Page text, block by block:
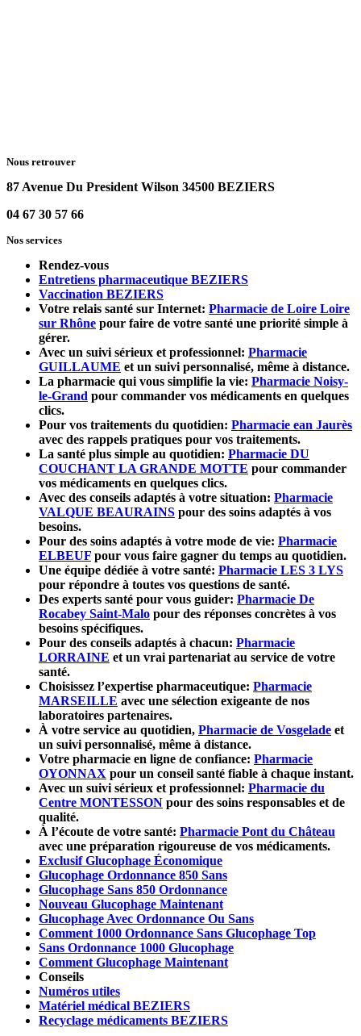
Nous retrouver
87 Avenue Du President Wilson 34500 BEZIERS
04 67 30 57 66
Nos services
Rendez-vous
Entretiens pharmaceutique BEZIERS
Vaccination BEZIERS
Votre relais santé sur Internet: Pharmacie de Loire Loire
sur Rhône pour faire de votre santé une priorité simple à
gérer.
Avec un suivi sérieux et professionnel: Pharmacie
GUILLAUME et un suivi personnalisé, même à distance.
La pharmacie qui vous simplifie la vie: Pharmacie Noisy-
le-Grand pour commander vos médicaments en quelques
clics.
Pour vos traitements du quotidien: Pharmacie ean Jaurès
avec des rappels pratiques pour vos traitements.
La santé plus simple au quotidien: Pharmacie DU
COUCHANT LA GRANDE MOTTE pour commander
vos médicaments en quelques clics.
Avec des conseils adaptés à votre situation: Pharmacie
VALQUE BEAURAINS pour des soins adaptés à vos
besoins.
Pour des soins adaptés à votre mode de vie: Pharmacie
ELBEUF pour vous faire gagner du temps au quotidien.
Une équipe dédiée à votre santé: Pharmacie LES 3 LYS
pour répondre à toutes vos questions de santé.
Des experts santé pour vous guider: Pharmacie De
Rocabey Saint-Malo pour des réponses concrètes à vos
besoins spécifiques.
Pour des conseils adaptés à chacun: Pharmacie
LORRAINE et un vrai partenariat au service de votre
santé.
Choisissez l’expertise pharmaceutique: Pharmacie
MARSEILLE avec une sélection exigeante de nos
laboratoires partenaires.
À votre service au quotidien, Pharmacie de Vosgelade et
un suivi personnalisé, même à distance.
Votre pharmacie en ligne de confiance: Pharmacie
OYONNAX pour un conseil santé fiable à chaque instant.
Avec un suivi sérieux et professionnel: Pharmacie du
Centre MONTESSON pour des soins responsables et de
qualité.
À l’écoute de votre santé: Pharmacie Pont du Château
avec une préparation rigoureuse de vos médicaments.
Exclusif Glucophage Économique
Glucophage Ordonnance 850 Sans
Glucophage Sans 850 Ordonnance
Nouveau Glucophage Maintenant
Glucophage Avec Ordonnance Ou Sans
Comment 1000 Ordonnance Sans Glucophage Top
Sans Ordonnance 1000 Glucophage
Comment Glucophage Maintenant
Conseils
Numéros utiles
Matériel médical BEZIERS
Recyclage médicaments BEZIERS